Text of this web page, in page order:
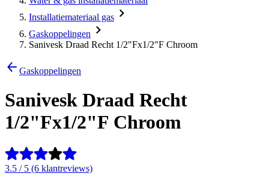
Installatiemateriaal gas
Gaskoppelingen
Sanivesk Draad Recht 1/2"Fx1/2"F Chroom
Gaskoppelingen
Sanivesk Draad Recht
1/2"Fx1/2"F Chroom
3.5 / 5 (6 klantreviews)